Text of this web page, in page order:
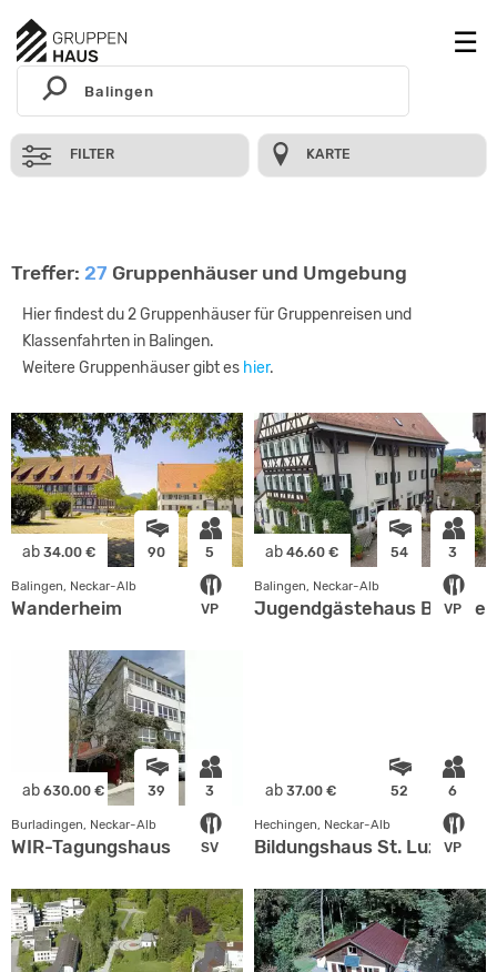
FILTER KARTE
Treffer: 27 Gruppenhäuser und Umgebung
Hier findest du 2 Gruppenhäuser für Gruppenreisen und
Klassenfahrten in Balingen.
Weitere Gruppenhäuser gibt es hier.
ab 34.00 € 90 5
VP
Balingen, Neckar-Alb
Wanderheim
ab 46.60 € 54 3
VP
Balingen, Neckar-Alb
Jugendgästehaus Balingen
ab 630.00 € 39 3
SV
Burladingen, Neckar-Alb
WIR-Tagungshaus
ab 37.00 € 52 6
VP
Hechingen, Neckar-Alb
Bildungshaus St. Luzen